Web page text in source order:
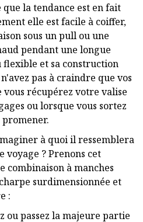
la tendance est en fait
elle est facile à coiffer,
sous un pull ou une
pendant une longue
flexible et sa construction
pas à craindre que vos
récupérez votre valise
ou lorsque vous sortez
à quoi il ressemblera
voyage ? Prenons cet
combinaison à manches
surdimensionnée et
:
ou passez la majeure partie